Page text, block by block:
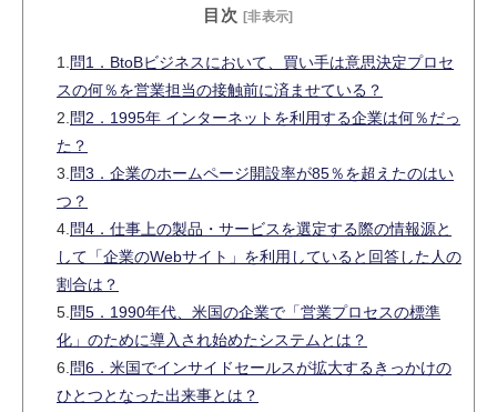
目次 [非表示]
1. 問1．BtoBビジネスにおいて、買い手は意思決定プロセ
スの何％を営業担当の接触前に済ませている？
2. 問2．1995年 インターネットを利用する企業は何％だっ
た？
3. 問3．企業のホームページ開設率が85％を超えたのはい
つ？
4. 問4．仕事上の製品・サービスを選定する際の情報源と
して「企業のWebサイト」を利用していると回答した人の
割合は？
5. 問5．1990年代、米国の企業で「営業プロセスの標準
化」のために導入され始めたシステムとは？
6. 問6．米国でインサイドセールスが拡大するきっかけの
ひとつとなった出来事とは？